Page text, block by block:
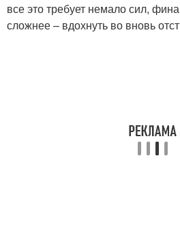
все это требует немало сил,
сложнее – вдохнуть во вновь